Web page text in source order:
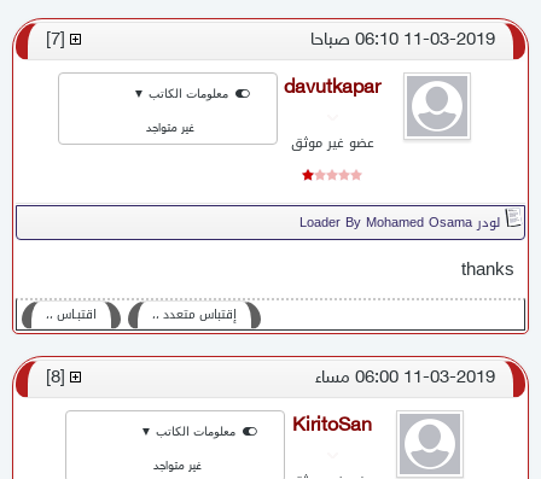
11-03-2019 06:10 صباحا [
7
davutkapar
عضو غير موثق
معلومات الكاتب ▼
غير متواجد
لودر Loader By Mohamed Osama
thanks
اقتبـاس ،، إقتباس متعدد ،،
11-03-2019 06:00 مساء [
8
KiritoSan معلومات الكاتب ▼
غير متواجد